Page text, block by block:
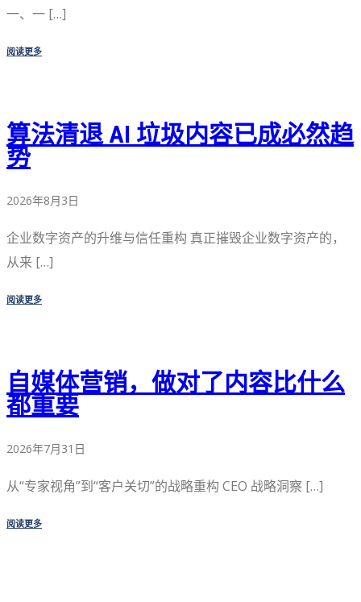
一、一 […]
阅读更多
算法清退 AI 垃圾内容已成必然趋
势
2026年8月3日
企业数字资产的升维与信任重构 真正摧毁企业数字资产的，
从来 […]
阅读更多
自媒体营销，做对了内容比什么
都重要
2026年7月31日
从“专家视角”到“客户关切”的战略重构 CEO 战略洞察 […]
阅读更多